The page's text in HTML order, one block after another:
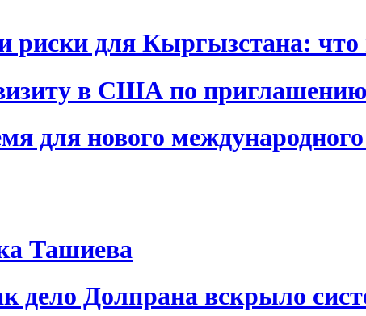
риски для Кыргызстана:
в США по
для нового международного
Ташиева
дело Долпрана вскрыло